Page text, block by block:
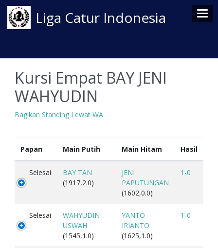
Liga Catur Indonesia
Kursi Empat BAY JENI
WAHYUDIN
Bagikan Standing Lewat WA
Papan Main Putih Main Hitam Hasil
Selesai
BAY TAN
(1917,2.0)
JENI
PAPUTUNGAN
(1602,0.0)
1-0
Selesai
WAHYUDIN
USWAH
(1545,1.0)
YANTO
IRIANTO
(1625,1.0)
1-0